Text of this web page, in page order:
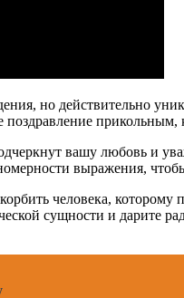
но действительно
поздравление
вашу любовь и
выражения,
человека, которому
сущности и дарите